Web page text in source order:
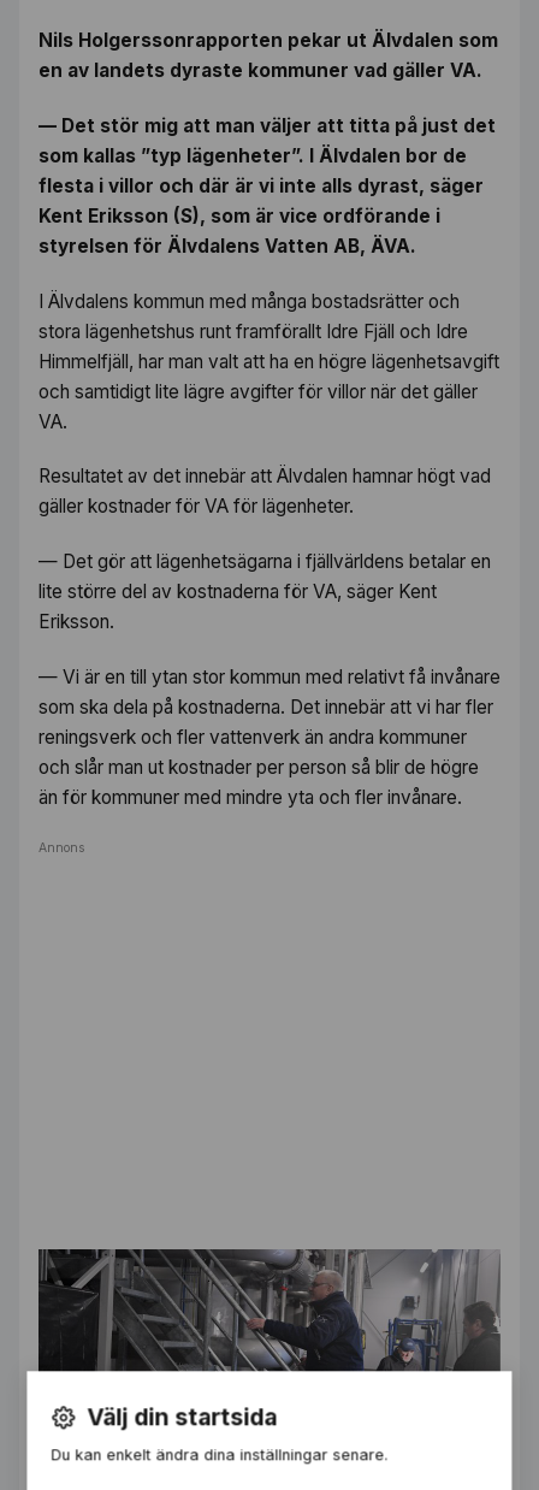
Nils Holgerssonrapporten pekar ut Älvdalen som
en av landets dyraste kommuner vad gäller VA.
— Det stör mig att man väljer att titta på just det
som kallas ”typ lägenheter”. I Älvdalen bor de
flesta i villor och där är vi inte alls dyrast, säger
Kent Eriksson (S), som är vice ordförande i
styrelsen för Älvdalens Vatten AB, ÄVA.
I Älvdalens kommun med många bostadsrätter och
stora lägenhetshus runt framförallt Idre Fjäll och Idre
Himmelfjäll, har man valt att ha en högre lägenhetsavgift
och samtidigt lite lägre avgifter för villor när det gäller
VA.
Resultatet av det innebär att Älvdalen hamnar högt vad
gäller kostnader för VA för lägenheter.
— Det gör att lägenhetsägarna i fjällvärldens betalar en
lite större del av kostnaderna för VA, säger Kent
Eriksson.
— Vi är en till ytan stor kommun med relativt få invånare
som ska dela på kostnaderna. Det innebär att vi har fler
reningsverk och fler vattenverk än andra kommuner
och slår man ut kostnader per person så blir de högre
än för kommuner med mindre yta och fler invånare.
Annons
Välj din startsida
Du kan enkelt ändra dina inställningar senare.